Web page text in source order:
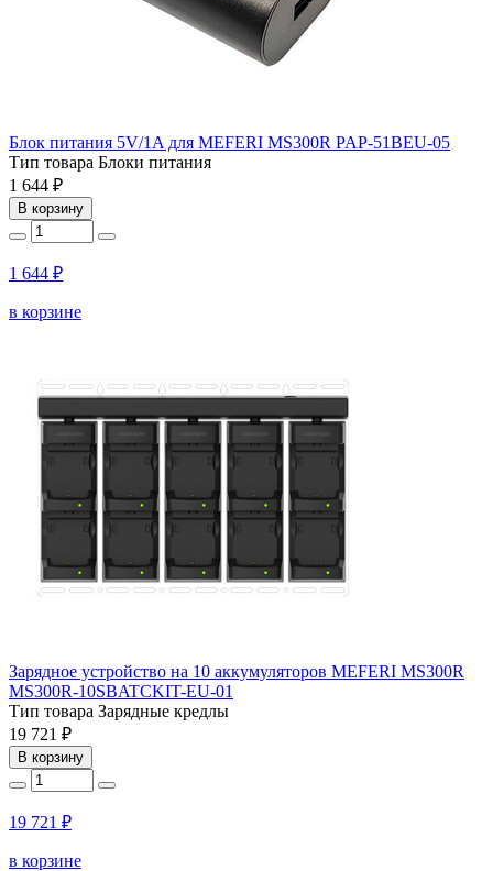
Блок питания 5V/1A для MEFERI MS300R PAP-51BEU-05
Тип товара Блоки питания
1 644 ₽
В корзину
1 644 ₽
в корзине
Зарядное устройство на 10 аккумуляторов MEFERI MS300R
MS300R-10SBATCKIT-EU-01
Тип товара Зарядные кредлы
19 721 ₽
В корзину
19 721 ₽
в корзине